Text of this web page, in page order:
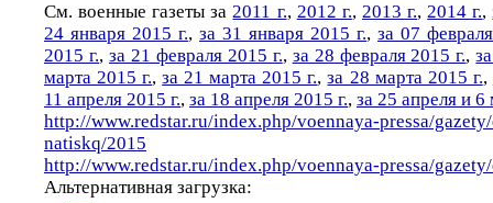
См. военные газеты за2011 г., 2012 г., 2013 г.,2014 г.,
24 января 2015 г., за 31 января 2015 г., за 07
2015 г., за 21 февраля 2015 г., за 28 февраля 2015 г.,
марта 2015 г.,за 21 марта 2015 г.,за 28 марта 2015 г.,
11 апреля 2015 г., за 18 апреля 2015 г., за 25 апреля и 6
http://www.redstar.ru/index.php/voennaya-pressa/
natiskq/2015
http://www.redstar.ru/index.php/voennaya-pressa/
Альтернативная загрузка: